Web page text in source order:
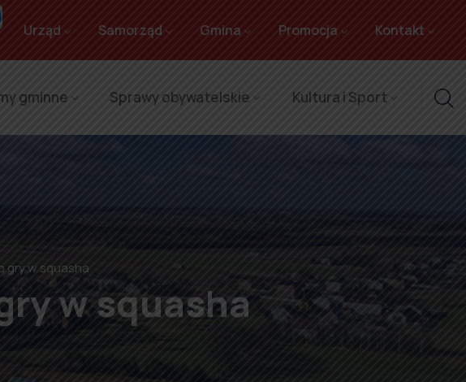
Urząd Samorząd Gmina Promocja Kontakt
gminne Sprawy obywatelskie Kultura i Sport
gry w squasha
w squasha